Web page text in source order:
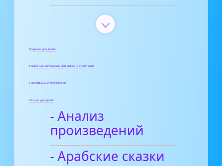
Поделки для детей
Полезные материалы для детей и родителей
Пословицы и поговорки
Сказки для детей
- Анализ
произведений
- Арабские сказки